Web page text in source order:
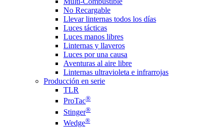
No Recargable
Llevar linternas todos los días
Luces tácticas
Luces manos libres
Linternas y llaveros
Luces por una causa
Aventuras al aire libre
Linternas ultravioleta e infrarrojas
Producción en serie
TLR
ProTac®
Stinger®
Wedge®